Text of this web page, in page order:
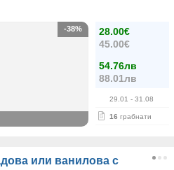
28.00€
45.00€
54.76лв
88.01лв
29.01 - 31.08
16 грабнати
-38%
или ванилова с